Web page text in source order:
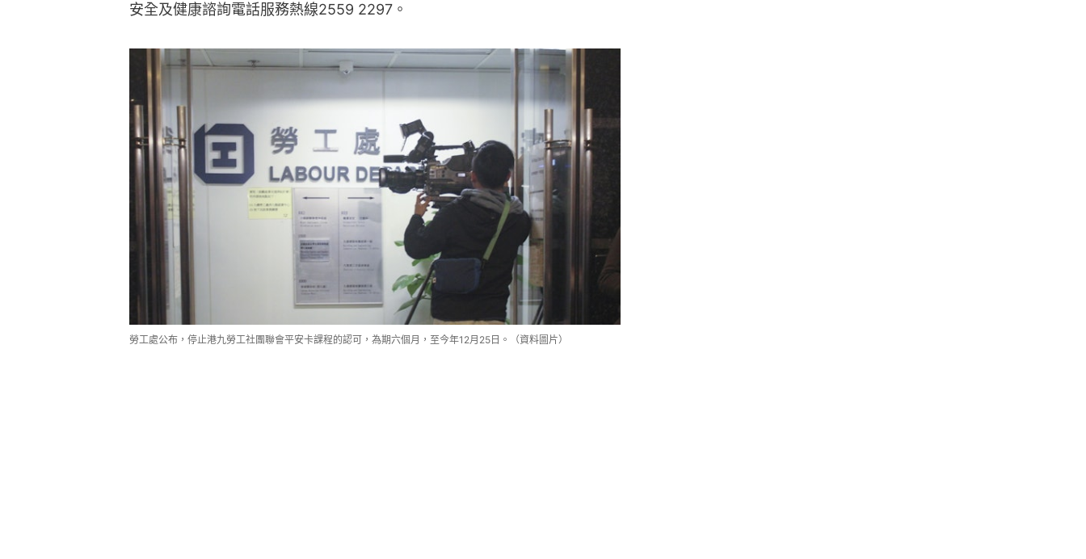
安全及健康諮詢電話服務熱線2559 2297。
​勞工處公布，停止港九勞工社團聯會平安卡課程的認可，為期六個月，至今年12月25日。（資料圖片）